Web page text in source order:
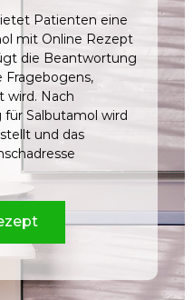
Patienten eine
mit Online Rezept
die Beantwortung
Fragebogens,
wird. Nach
Salbutamol wird
und das